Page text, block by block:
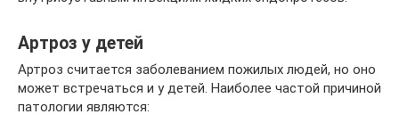
Артроз у детей
Артроз считается заболеванием пожилых людей, но оно
может встречаться и у детей. Наиболее частой причиной
патологии являются: